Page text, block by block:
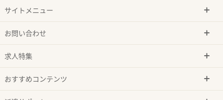
サイトメニュー
お問い合わせ
求人特集
おすすめコンテンツ